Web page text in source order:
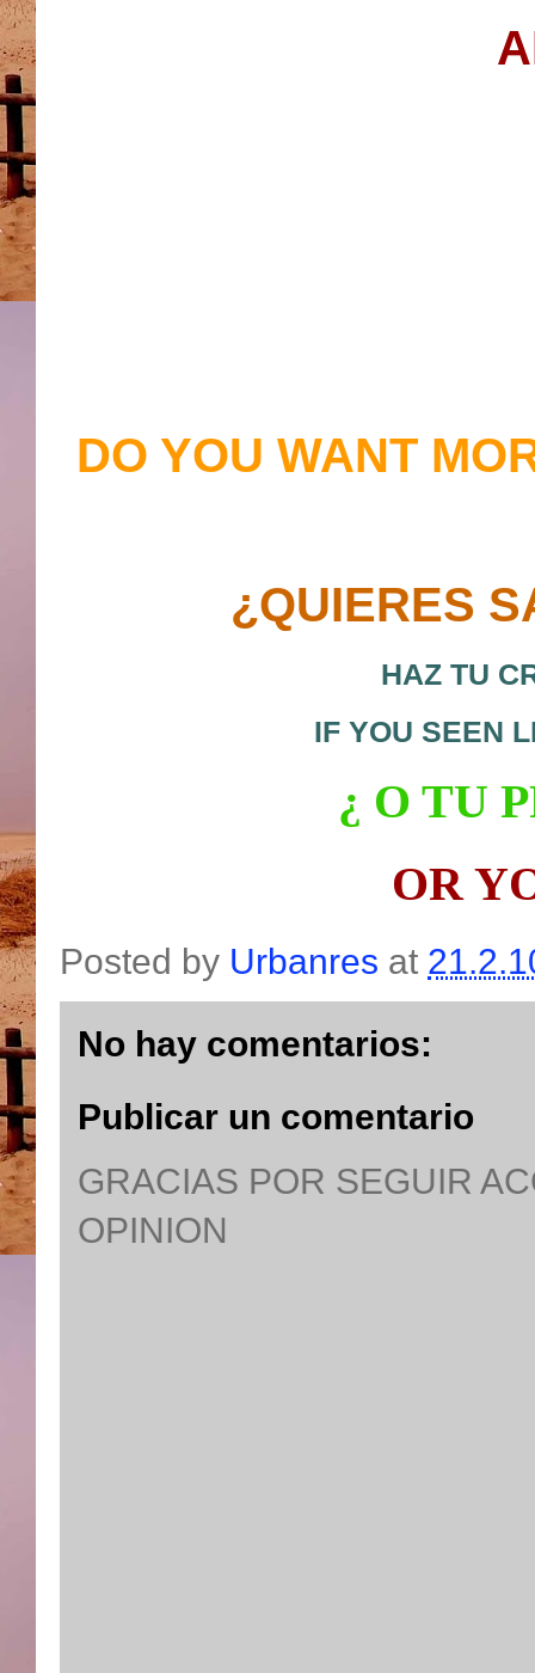
DO YOU WANT
¿QUIERES
HAZ TU
IF YOU SEEN
¿ O TU
OR Y
Posted by Urbanres at
No hay comentarios:
Publicar un comentario
GRACIAS POR SEGUIR
OPINION